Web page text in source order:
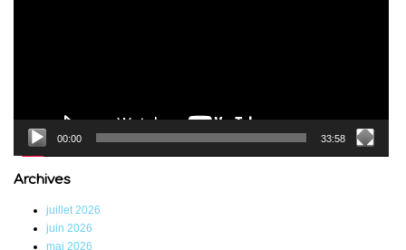
00:00 33:58
Archives
juillet 2026
juin 2026
mai 2026